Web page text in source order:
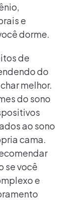
e
dorme.
de
do
melhor.
do sono
ao sono
cama.
se você
e